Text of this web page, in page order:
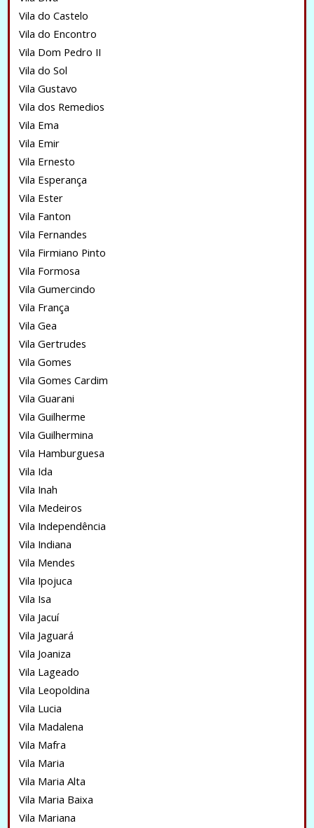
Vila do Castelo
Vila do Encontro
Vila Dom Pedro II
Vila do Sol
Vila Gustavo
Vila dos Remedios
Vila Ema
Vila Emir
Vila Ernesto
Vila Esperança
Vila Ester
Vila Fanton
Vila Fernandes
Vila Firmiano Pinto
Vila Formosa
Vila Gumercindo
Vila França
Vila Gea
Vila Gertrudes
Vila Gomes
Vila Gomes Cardim
Vila Guarani
Vila Guilherme
Vila Guilhermina
Vila Hamburguesa
Vila Ida
Vila Inah
Vila Medeiros
Vila Independência
Vila Indiana
Vila Mendes
Vila Ipojuca
Vila Isa
Vila Jacuí
Vila Jaguará
Vila Joaniza
Vila Lageado
Vila Leopoldina
Vila Lucia
Vila Madalena
Vila Mafra
Vila Maria
Vila Maria Alta
Vila Maria Baixa
Vila Mariana